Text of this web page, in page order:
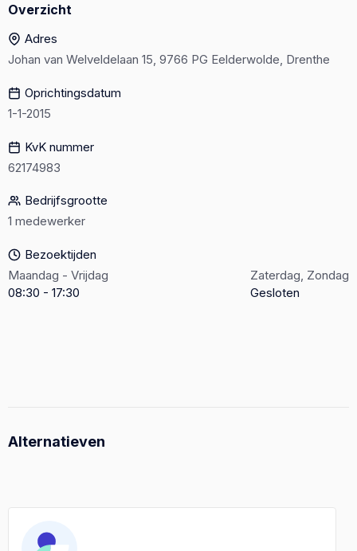
Overzicht
Adres
Johan van Welveldelaan 15, 9766 PG Eelderwolde, Drenthe
Oprichtingsdatum
1-1-2015
KvK nummer
62174983
Bedrijfsgrootte
1 medewerker
Bezoektijden
Maandag - Vrijdag
08:30 - 17:30
Zaterdag, Zondag
Gesloten
Alternatieven